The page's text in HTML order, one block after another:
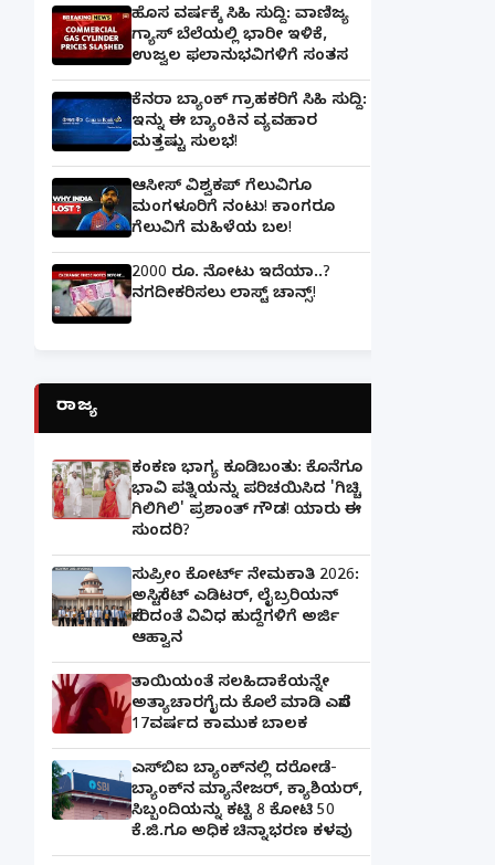
ಹೊಸ ವರ್ಷಕ್ಕೆ ಸಿಹಿ ಸುದ್ದಿ: ವಾಣಿಜ್ಯ
ಗ್ಯಾಸ್‌ ಬೆಲೆಯಲ್ಲಿ ಭಾರೀ ಇಳಿಕೆ,
ಉಜ್ವಲ ಫಲಾನುಭವಿಗಳಿಗೆ ಸಂತಸ
ಕೆನರಾ ಬ್ಯಾಂಕ್‌ ಗ್ರಾಹಕರಿಗೆ ಸಿಹಿ ಸುದ್ದಿ:
ಇನ್ನು ಈ ಬ್ಯಾಂಕಿನ ವ್ಯವಹಾರ
ಮತ್ತಷ್ಟು ಸುಲಭ!
ಆಸೀಸ್ ವಿಶ್ವಕಪ್ ಗೆಲುವಿಗೂ
ಮಂಗಳೂರಿಗೆ ನಂಟು! ಕಾಂಗರೂ
ಗೆಲುವಿಗೆ ಮಹಿಳೆಯ ಬಲ!
2000 ರೂ. ನೋಟು ಇದೆಯಾ..?
ನಗದೀಕರಿಸಲು ಲಾಸ್ಟ್‌ ಚಾನ್ಸ್‌!
ರಾಜ್ಯ
ಕಂಕಣ ಭಾಗ್ಯ ಕೂಡಿಬಂತು: ಕೊನೆಗೂ
ಭಾವಿ ಪತ್ನಿಯನ್ನು ಪರಿಚಯಿಸಿದ 'ಗಿಚ್ಚಿ
ಗಿಲಿಗಿಲಿ' ಪ್ರಶಾಂತ್ ಗೌಡ! ಯಾರು ಈ
ಸುಂದರಿ?
ಸುಪ್ರೀಂ ಕೋರ್ಟ್ ನೇಮಕಾತಿ 2026:
ಅಸಿಸ್ಟೆಂಟ್ ಎಡಿಟರ್, ಲೈಬ್ರರಿಯನ್
ಸೇರಿದಂತೆ ವಿವಿಧ ಹುದ್ದೆಗಳಿಗೆ ಅರ್ಜಿ
ಆಹ್ವಾನ
ತಾಯಿಯಂತೆ ಸಲಹಿದಾಕೆಯನ್ನೇ
ಅತ್ಯಾಚಾರಗೈದು ಕೊಲೆ ಮಾಡಿ ಎಸೆದ
17ವರ್ಷದ ಕಾಮುಕ ಬಾಲಕ
ಎಸ್‌ಬಿಐ ಬ್ಯಾಂಕ್‌ನಲ್ಲಿ‌ ದರೋಡೆ-
ಬ್ಯಾಂಕ್​ನ ಮ್ಯಾನೇಜರ್‌, ಕ್ಯಾಶಿಯರ್‌,
ಸಿಬ್ಬಂದಿಯನ್ನು ಕಟ್ಟಿ 8 ಕೋಟಿ 50
ಕೆ.ಜಿ.ಗೂ ಅಧಿಕ ಚಿನ್ನಾಭರಣ ಕಳವು